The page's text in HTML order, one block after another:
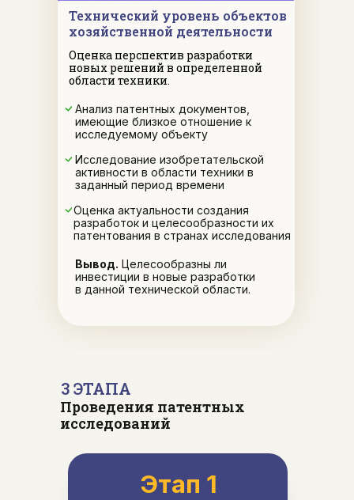
Оценка перспектив разработки
новых решений в определенной
области техники.
Технический уровень объектов
хозяйственной деятельности
Анализ патентных документов,
имеющие близкое отношение к
исследуемому объекту
Исследование изобретательской
активности в области техники в
заданный период времени
Оценка актуальности создания
разработок и целесообразности их
патентования в странах исследования
Вывод. Целесообразны ли
инвестиции в новые разработки
в данной технической области.
3 ЭТАПА
Проведения патентных
исследований
Этап 1